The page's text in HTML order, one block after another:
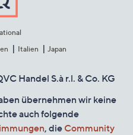
Italien Japan
Handel S.à r.l. & Co. KG
übernehmen wir keine
auch folgende
, die Community